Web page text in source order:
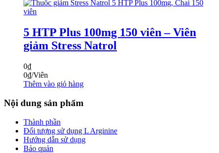
5 HTP Plus 100mg 150 viên – Viên
giảm Stress Natrol
0₫
0₫/Viên
Thêm vào giỏ hàng
Nội dung sản phẩm
Thành phần
Đối tượng sử dụng L Arginine
Hướng dẫn sử dụng
Bảo quản